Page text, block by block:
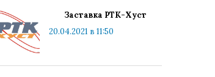
Заставка РТК-Хуст
20.04.2021 в 11:50